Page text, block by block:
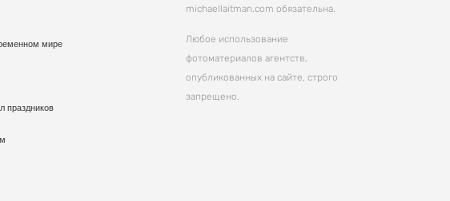
мире
праздников
michaellaitman.com обязательна.
Любое использование
фотоматериалов агентств,
опубликованных на сайте, строго
запрещено.